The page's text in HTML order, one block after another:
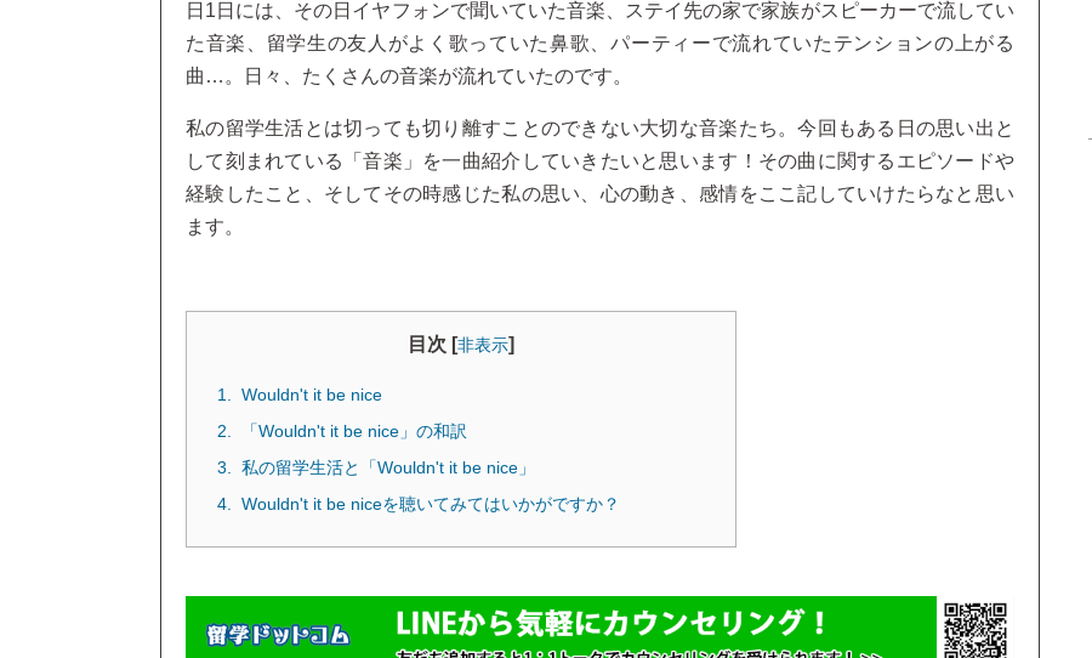
日1日には、その日イヤフォンで聞いていた音楽、ステイ先の家で家族がスピーカーで流してい
た音楽、留学生の友人がよく歌っていた鼻歌、パーティーで流れていたテンションの上がる
曲…。日々、たくさんの音楽が流れていたのです。
私の留学生活とは切っても切り離すことのできない大切な音楽たち。今回もある日の思い出と
して刻まれている「音楽」を一曲紹介していきたいと思います！その曲に関するエピソードや
経験したこと、そしてその時感じた私の思い、心の動き、感情をここ記していけたらなと思い
ます。
目次 [非表示]
Wouldn't it be nice
「Wouldn't it be nice」の和訳
私の留学生活と「Wouldn't it be nice」
Wouldn't it be niceを聴いてみてはいかがですか？